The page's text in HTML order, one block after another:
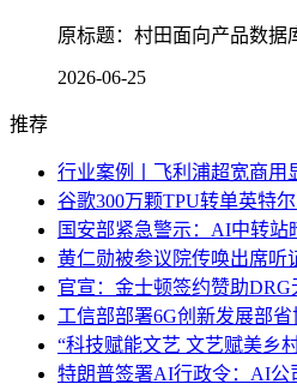
原标题：村田面向产品数据
2026-06-25
推荐
行业案例丨飞利浦超宽商用
谷歌300万颗TPU转单英特
国安部紧急警示：AI中转
黄仁勋被参议院传唤出席听
官宣：金士顿签约赞助DRG
工信部部署6G创新发展部
“科技赋能文艺 文艺赋美乡
特朗普签署AI行政令：AI公